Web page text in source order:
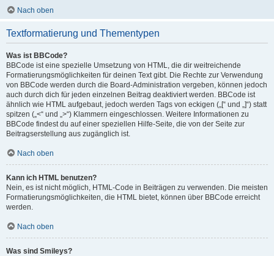
Nach oben
Textformatierung und Thementypen
Was ist BBCode?
BBCode ist eine spezielle Umsetzung von HTML, die dir weitreichende
Formatierungsmöglichkeiten für deinen Text gibt. Die Rechte zur Verwendung
von BBCode werden durch die Board-Administration vergeben, können jedoch
auch durch dich für jeden einzelnen Beitrag deaktiviert werden. BBCode ist
ähnlich wie HTML aufgebaut, jedoch werden Tags von eckigen („[“ und „]“) statt
spitzen („<“ und „>“) Klammern eingeschlossen. Weitere Informationen zu
BBCode findest du auf einer speziellen Hilfe-Seite, die von der Seite zur
Beitragserstellung aus zugänglich ist.
Nach oben
Kann ich HTML benutzen?
Nein, es ist nicht möglich, HTML-Code in Beiträgen zu verwenden. Die meisten
Formatierungsmöglichkeiten, die HTML bietet, können über BBCode erreicht
werden.
Nach oben
Was sind Smileys?